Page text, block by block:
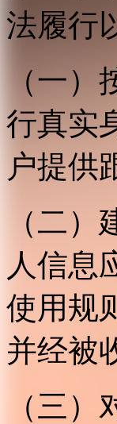
法履行
（一
行真实
户提供
（二
人信息
使用规
并经被
（三